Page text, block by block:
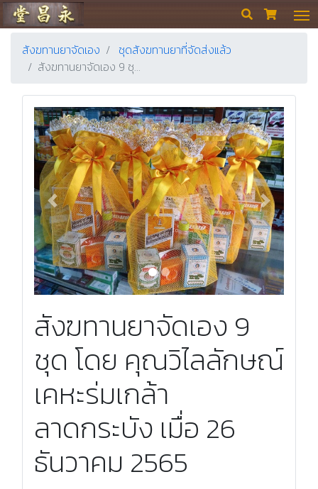
ร้านขายยา ย่งเชียงตึ๊ง  
สังฆทานยาจัดเอง
ชุดสังฆทานยาที่จัดส่งแล้ว
สังฆทานยาจัดเอง 9 ชุ…
Previous Next
สังฆทานยาจัดเอง 9
ชุด โดย คุณวิไลลักษณ์
เคหะร่มเกล้า
ลาดกระบัง เมื่อ 26
ธันวาคม 2565